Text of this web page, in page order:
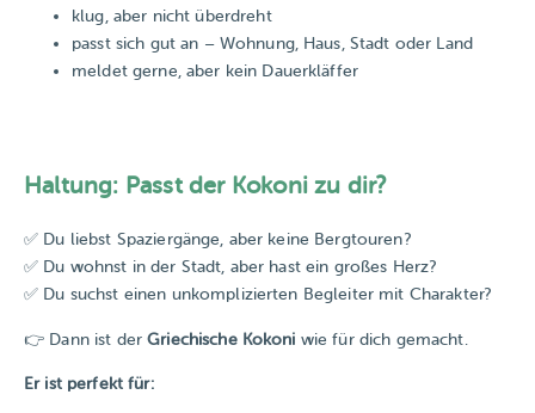
klug, aber nicht überdreht
passt sich gut an – Wohnung, Haus, Stadt oder Land
meldet gerne, aber kein Dauerkläffer
Haltung: Passt der Kokoni zu dir?
✅ Du liebst Spaziergänge, aber keine Bergtouren?
✅ Du wohnst in der Stadt, aber hast ein großes Herz?
✅ Du suchst einen unkomplizierten Begleiter mit Charakter?
👉 Dann ist derGriechische Kokoni wie für dich gemacht.
Er ist perfekt für: